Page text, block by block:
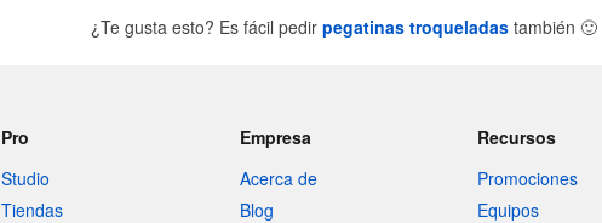
¿Te gusta esto? Es fácil pedir pegatinas troqueladas también 🙂
Pro
Studio
Tiendas
Empresa
Acerca de
Blog
Recursos
Promociones
Equipos